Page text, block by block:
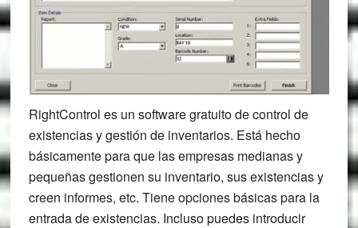
RightControl es un software gratuito de control de
existencias y gestión de inventarios. Está hecho
básicamente para que las empresas medianas y
pequeñas gestionen su inventario, sus existencias y
creen informes, etc. Tiene opciones básicas para la
entrada de existencias. Incluso puedes introducir